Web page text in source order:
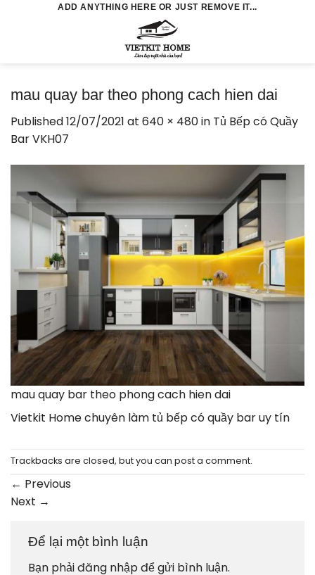
ADD ANYTHING HERE OR JUST REMOVE IT...
mau quay bar theo phong cach hien dai
Published12/07/2021 at 640 × 480in Tủ Bếp có Quầy
Bar VKH07
mau quay bar theo phong cach hien dai
Vietkit Home chuyên làm tủ bếp có quầy bar uy tín
Trackbacks are closed, but you can post a comment.
← Previous
Next →
Để lại một bình luận
Bạn phảiđăng nhậpđể gửi bình luận.